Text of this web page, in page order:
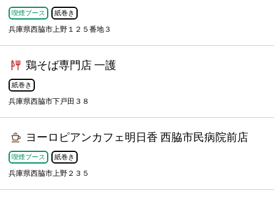
喫煙ブース 紙巻き
兵庫県西脇市上野１２５番地３
鶏そば専門店 一護
紙巻き
兵庫県西脇市下戸田３８
ヨーロピアンカフェ明日香 西脇市民病院前店
喫煙ブース 紙巻き
兵庫県西脇市上野２３５